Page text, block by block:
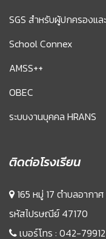
SGS สำหรับผู้ปกครองแล
School Connex
AMSS++
OBEC
ระบบงานบุคคล HRANS
ติดต่อโรงเรียน
165 หมู่ 17 ตำบลอากา
รหัสไปรษณีย์ 47170
เบอร์โทร : 042-